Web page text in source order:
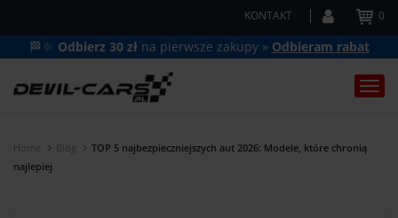
KONTAKT 0
🏁🔆 Odbierz 30 zł na pierwsze zakupy » Odbieram rabat
Home Blog
TOP 5 najbezpieczniejszych aut 2026: Modele, które chronią
najlepiej